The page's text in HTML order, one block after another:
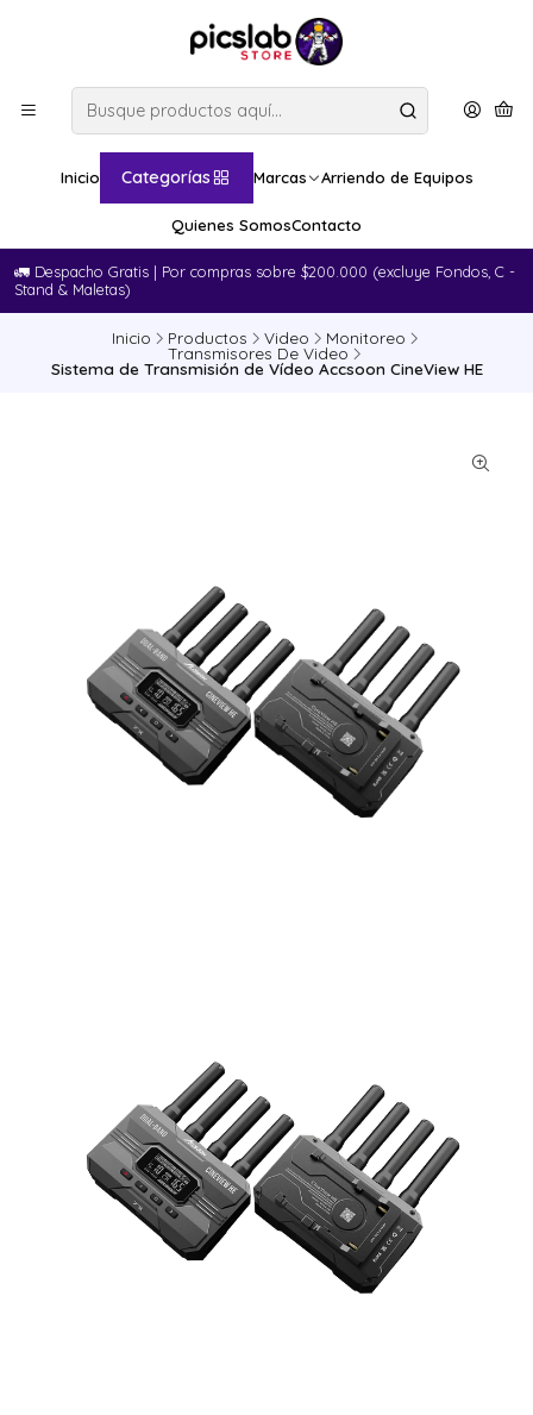
Inicio Categorías Marcas Arriendo de Equipos
Quienes SomosContacto
🚛​ Despacho Gratis | Por compras sobre $200.000 (excluye Fondos, C -
Stand & Maletas)
Inicio Productos Video Monitoreo
Transmisores De Video
Sistema de Transmisión de Vídeo Accsoon CineView HE